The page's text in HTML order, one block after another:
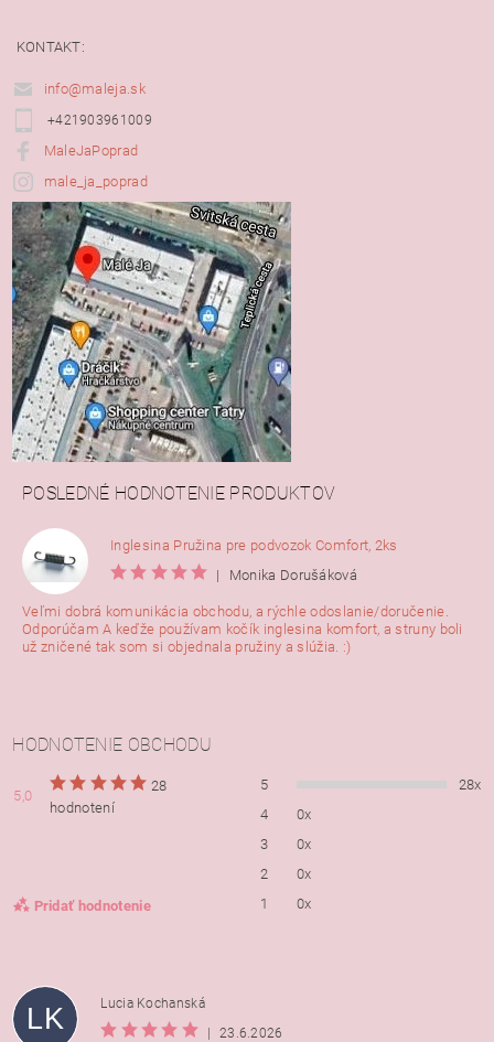
KONTAKT:
info@maleja.sk
+421903961009
MaleJaPoprad
male_ja_poprad
POSLEDNÉ HODNOTENIE PRODUKTOV
Inglesina Pružina pre podvozok Comfort, 2ks
|
Monika Dorušáková
Veľmi dobrá komunikácia obchodu, a rýchle odoslanie/doručenie.
Odporúčam A keďže používam kočík inglesina komfort, a struny boli
už zničené tak som si objednala pružiny a slúžia. :)
HODNOTENIE OBCHODU
5,0
28
hodnotení
Pridať hodnotenie
5
28x
4
0x
3
0x
2
0x
1
0x
LK
Lucia Kochanská
|
23.6.2026